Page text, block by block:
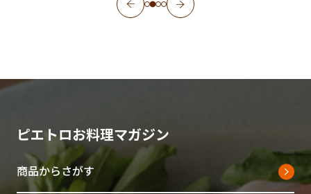
ピエトロお料理マガジン
商品からさがす